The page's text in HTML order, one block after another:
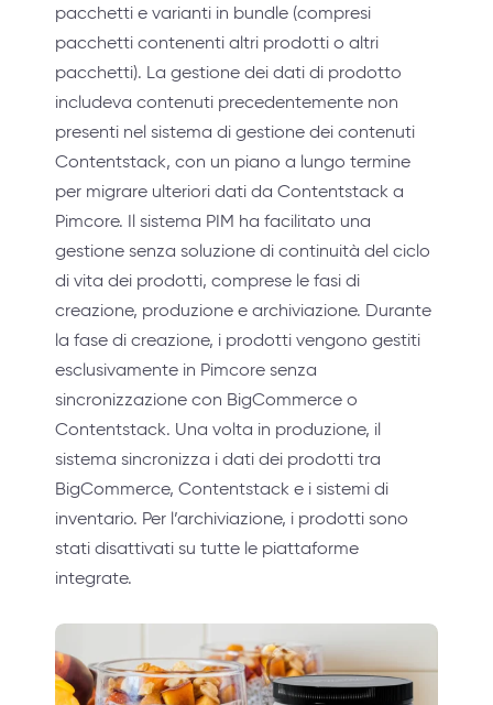
pacchetti e varianti in bundle (compresi
pacchetti contenenti altri prodotti o altri
pacchetti). La gestione dei dati di prodotto
includeva contenuti precedentemente non
presenti nel sistema di gestione dei contenuti
Contentstack, con un piano a lungo termine
per migrare ulteriori dati da Contentstack a
Pimcore. Il sistema PIM ha facilitato una
gestione senza soluzione di continuità del ciclo
di vita dei prodotti, comprese le fasi di
creazione, produzione e archiviazione. Durante
la fase di creazione, i prodotti vengono gestiti
esclusivamente in Pimcore senza
sincronizzazione con BigCommerce o
Contentstack. Una volta in produzione, il
sistema sincronizza i dati dei prodotti tra
BigCommerce, Contentstack e i sistemi di
inventario. Per l’archiviazione, i prodotti sono
stati disattivati su tutte le piattaforme
integrate.